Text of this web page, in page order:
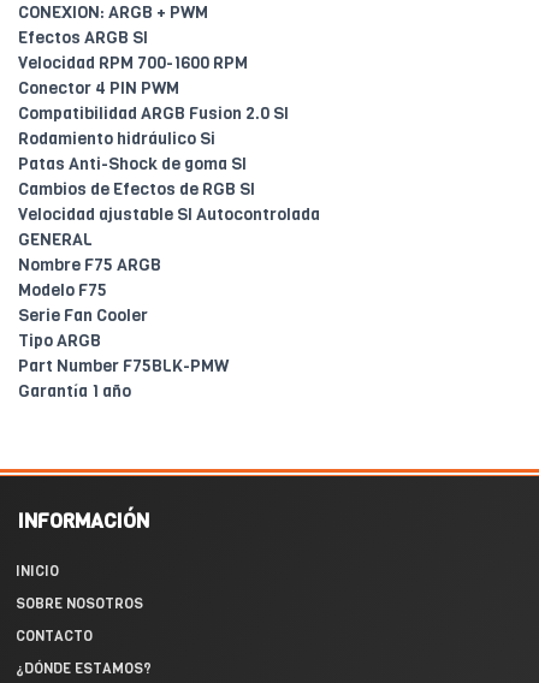
CONEXION: ARGB + PWM
Efectos ARGB SI
Velocidad RPM 700-1600 RPM
Conector 4 PIN PWM
Compatibilidad ARGB Fusion 2.0 SI
Rodamiento hidráulico Si
Patas Anti-Shock de goma SI
Cambios de Efectos de RGB SI
Velocidad ajustable SI Autocontrolada
GENERAL
Nombre F75 ARGB
Modelo F75
Serie Fan Cooler
Tipo ARGB
Part Number F75BLK-PMW
Garantía 1 año
INFORMACIÓN
INICIO
SOBRE NOSOTROS
CONTACTO
¿DÓNDE ESTAMOS?